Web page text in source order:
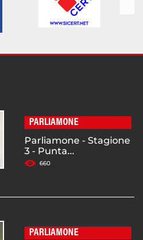
PARLIAMONE
Parliamone - Stagione
3 - Punta...
660
PARLIAMONE